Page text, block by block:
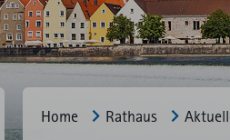
Home Rathaus